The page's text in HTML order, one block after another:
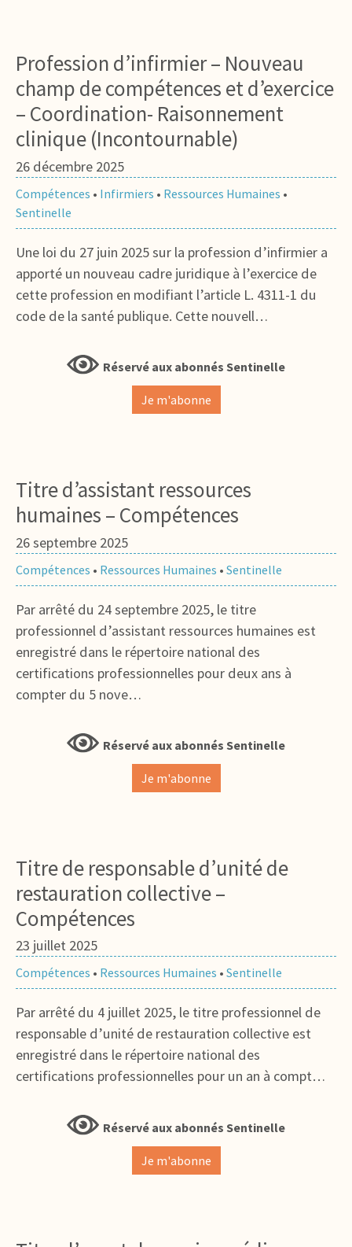
Profession d’infirmier – Nouveau
champ de compétences et d’exercice
– Coordination- Raisonnement
clinique (Incontournable)
26 décembre 2025
Compétences • Infirmiers • Ressources Humaines •
Sentinelle
Une loi du 27 juin 2025 sur la profession d’infirmier a
apporté un nouveau cadre juridique à l’exercice de
cette profession en modifiant l’article L. 4311-1 du
code de la santé publique. Cette nouvell…
Réservé aux abonnés Sentinelle
Je m'abonne
Titre d’assistant ressources
humaines – Compétences
26 septembre 2025
Compétences • Ressources Humaines • Sentinelle
Par arrêté du 24 septembre 2025, le titre
professionnel d’assistant ressources humaines est
enregistré dans le répertoire national des
certifications professionnelles pour deux ans à
compter du 5 nove…
Réservé aux abonnés Sentinelle
Je m'abonne
Titre de responsable d’unité de
restauration collective –
Compétences
23 juillet 2025
Compétences • Ressources Humaines • Sentinelle
Par arrêté du 4 juillet 2025, le titre professionnel de
responsable d’unité de restauration collective est
enregistré dans le répertoire national des
certifications professionnelles pour un an à compt…
Réservé aux abonnés Sentinelle
Je m'abonne